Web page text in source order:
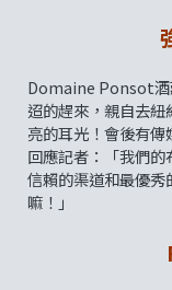
Domaine Ponsot
迢的趕來，親自去
亮的耳光！會後有
回應記者：「我們
信賴的渠道和最優
嘛！」